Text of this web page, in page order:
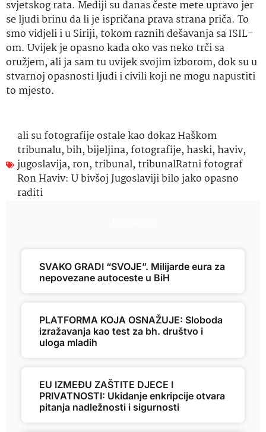
svjetskog rata. Mediji su danas česte mete upravo jer
se ljudi brinu da li je ispričana prava strana priča. To
smo vidjeli i u Siriji, tokom raznih dešavanja sa ISIL-
om. Uvijek je opasno kada oko vas neko trči sa
oružjem, ali ja sam tu uvijek svojim izborom, dok su u
stvarnoj opasnosti ljudi i civili koji ne mogu napustiti
to mjesto.
ali su fotografije ostale kao dokaz Haškom
tribunalu,bih,bijeljina,fotografije, haski, haviv,
jugoslavija, ron, tribunal, tribunalRatni fotograf
Ron Haviv: U bivšoj Jugoslaviji bilo jako opasno
raditi
SVAKO GRADI “SVOJE”. Milijarde eura za
nepovezane autoceste u BiH
PLATFORMA KOJA OSNAŽUJE: Sloboda
izražavanja kao test za bh. društvo i
uloga mladih
EU IZMEĐU ZAŠTITE DJECE I
PRIVATNOSTI: Ukidanje enkripcije otvara
pitanja nadležnosti i sigurnosti